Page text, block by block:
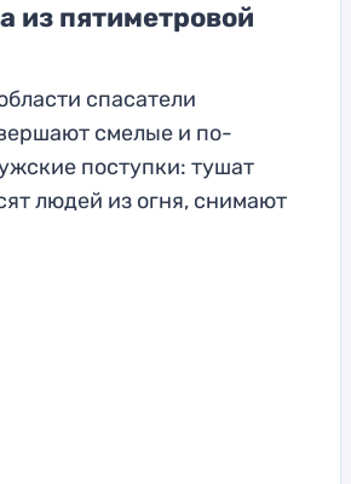
из пятиметровой
спасатели
смелые и по-
поступки: тушат
людей из огня, снимают